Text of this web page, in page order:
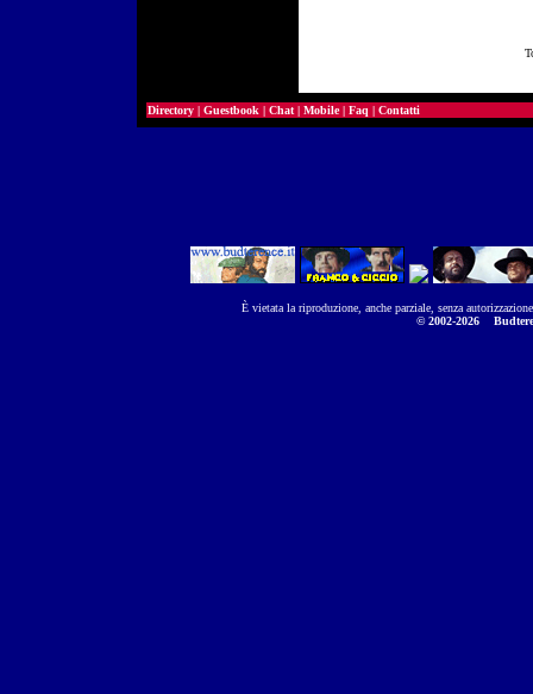
Directory | Guestbook | Chat | Mobile| Faq | Contatti
È vietata la riproduzione, anche parziale, senza
© 2002-2026